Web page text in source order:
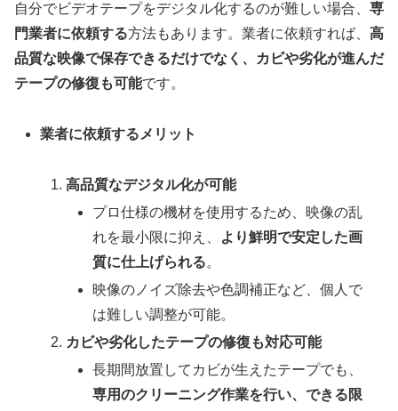
自分でビデオテープをデジタル化するのが難しい場合、 専
門業者に依頼する方法もあります。業者に依頼すれば、 高
品質な映像で保存できるだけでなく、カビや劣化が進んだ
テープの修復も可能です。
業者に依頼するメリット
高品質なデジタル化が可能
プロ仕様の機材を使用するため、映像の乱
れを最小限に抑え、
より鮮明で安定した画
質に仕上げられる。
映像のノイズ除去や色調補正など、個人で
は難しい調整が可能。
カビや劣化したテープの修復も対応可能
長期間放置してカビが生えたテープでも、
専用のクリーニング作業を行い、できる限